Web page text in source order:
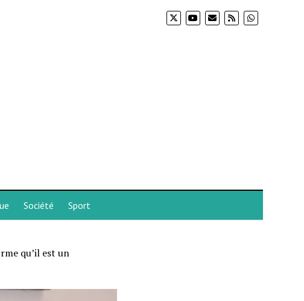
Société Sport
qu’il est un